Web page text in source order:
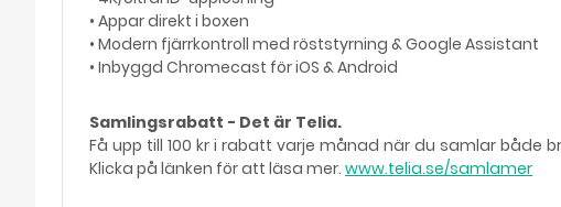
• Appar direkt i boxen
• Modern fjärrkontroll med röststyrning & Google Assistant
• Inbyggd Chromecast för iOS & Android
Samlingsrabatt - Det är Telia.
Få upp till 100 kr i rabatt varje månad när du samlar både
Klicka på länken för att läsa mer. www.telia.se/samlamer